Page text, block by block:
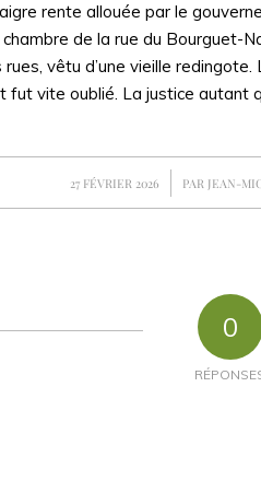
rente allouée par le
de la rue du Bourguet-
vêtu d’une vieille
fut vite oublié. La justice autant
27 FÉVRIER 2026
/ PAR JEAN-
0